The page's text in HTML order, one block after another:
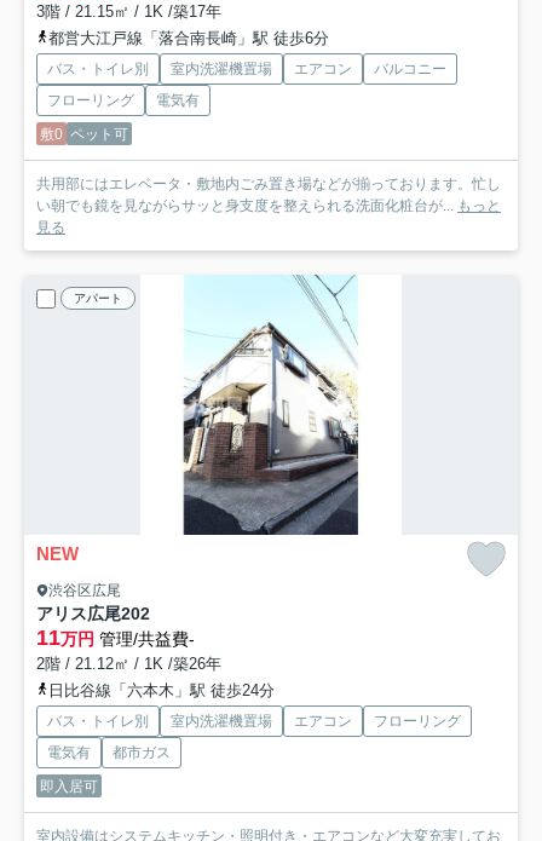
3階 / 21.15㎡ / 1K /築17年
都営大江戸線「落合南長崎」駅 徒歩6分
バス・トイレ別 室内洗濯機置場 エアコン
バルコニー
フローリング
電気有
敷0 ペット可
共用部にはエレベータ・敷地内ごみ置き場などが揃っております。忙し
い朝でも鏡を見ながらサッと身支度を整えられる洗面化粧台が... もっと
見る
アパート
NEW
渋谷区広尾
アリス広尾202
11万円 管理/共益費-
2階 / 21.12㎡ / 1K /築26年
日比谷線「六本木」駅 徒歩24分
バス・トイレ別 室内洗濯機置場 エアコン
フローリング
電気有
都市ガス
即入居可
室内設備はシステムキッチン・照明付き・エアコンなど大変充実してお